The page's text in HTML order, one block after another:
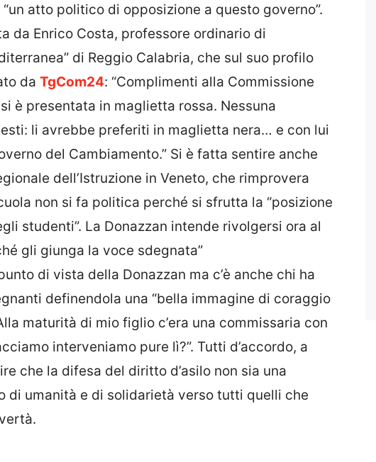
atto politico di opposizione a questo governo”.
da Enrico Costa, professore ordinario di
di Reggio Calabria, che sul suo profilo
da TgCom24: “Complimenti alla Commissione
è presentata in maglietta rossa. Nessuna
li avrebbe preferiti in maglietta nera… e con lui
del Cambiamento.” Si è fatta sentire anche
dell’Istruzione in Veneto, che rimprovera
non si fa politica perché si sfrutta la “posizione
studenti”. La Donazzan intende rivolgersi ora al
gli giunga la voce sdegnata”
di vista della Donazzan ma c’è anche chi ha
definendola una “bella immagine di coraggio
maturità di mio figlio c’era una commissaria con
interveniamo pure lì?”. Tutti d’accordo, a
che la difesa del diritto d’asilo non sia una
di umanità e di solidarietà verso tutti quelli che